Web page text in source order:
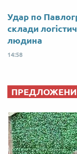
Удар по
склади
людина
14:58